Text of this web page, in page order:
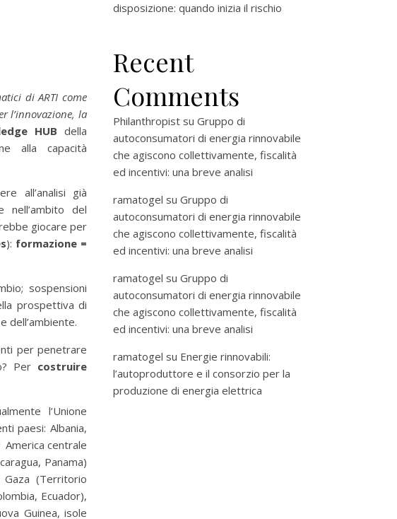
di ARTI come
l’innovazione, la
HUB della
alla capacità
all’analisi già
del
giocare per
): formazione =
sospensioni
prospettiva di
dell’ambiente.
per penetrare
Per costruire
l’Unione
paesi: Albania,
America centrale
Panama)
(Territorio
Ecuador),
Guinea, isole
disposizione: quando inizia il rischio
Recent
Comments
Philanthropist su Gruppo di
autoconsumatori di energia rinnovabile
che agiscono collettivamente, fiscalità
ed incentivi: una breve analisi
ramatogel su Gruppo di
autoconsumatori di energia rinnovabile
che agiscono collettivamente, fiscalità
ed incentivi: una breve analisi
ramatogel su Gruppo di
autoconsumatori di energia rinnovabile
che agiscono collettivamente, fiscalità
ed incentivi: una breve analisi
ramatogel su Energie rinnovabili:
l’autoproduttore e il consorzio per la
produzione di energia elettrica